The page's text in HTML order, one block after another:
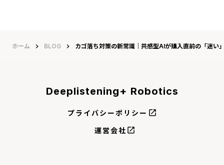
ホーム keyboard_arrow_right BLOG keyboard_arrow_right カゴ落ち対策の新常識｜共感型AIが購入直前の「迷い
Deeplistening+ Robotics
プライバシーポリシー open_in_new
運営会社 open_in_new